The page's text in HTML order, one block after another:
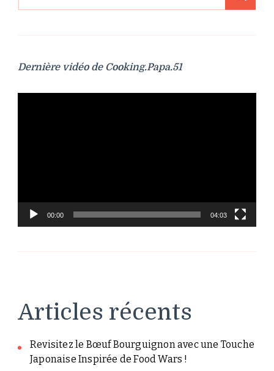
Dernière vidéo de Cooking.Papa.51
00:00 04:03
Articles récents
Revisitez le Bœuf Bourguignon avec une Touche
Japonaise Inspirée de Food Wars !